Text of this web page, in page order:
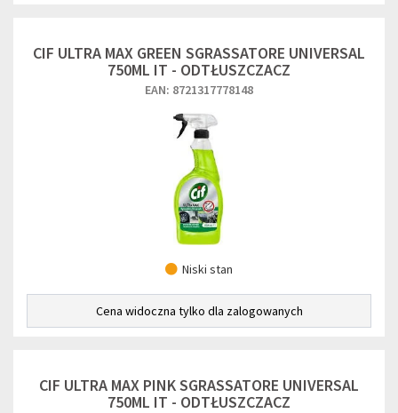
CIF ULTRA MAX GREEN SGRASSATORE UNIVERSAL
750ML IT - ODTŁUSZCZACZ
EAN: 8721317778148
Niski stan
Cena widoczna tylko dla zalogowanych
CIF ULTRA MAX PINK SGRASSATORE UNIVERSAL
750ML IT - ODTŁUSZCZACZ